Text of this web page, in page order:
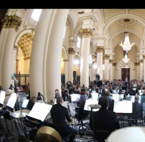
b
o
o
k
entrada